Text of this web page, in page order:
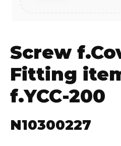
Screw
Fitting
f.YCC-200
N10300227